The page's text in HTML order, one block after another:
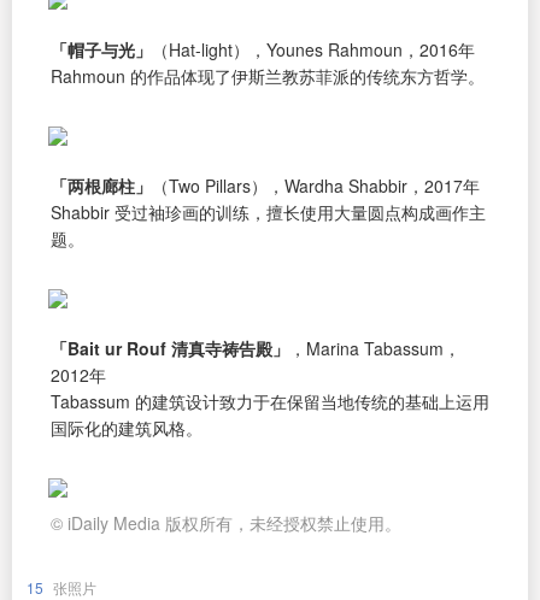
「帽子与光」
（Hat-light），Younes Rahmoun，2016年
Rahmoun 的作品体现了伊斯兰教苏菲派的传统东方哲学。
「两根廊柱」
（Two Pillars），Wardha Shabbir，2017年
Shabbir 受过袖珍画的训练，擅长使用大量圆点构成画作主
题。
「Bait ur Rouf 清真寺祷告殿」
，Marina Tabassum，
2012年
Tabassum 的建筑设计致力于在保留当地传统的基础上运用
国际化的建筑风格。
© iDaily Media 版权所有，未经授权禁止使用。
15 张照片